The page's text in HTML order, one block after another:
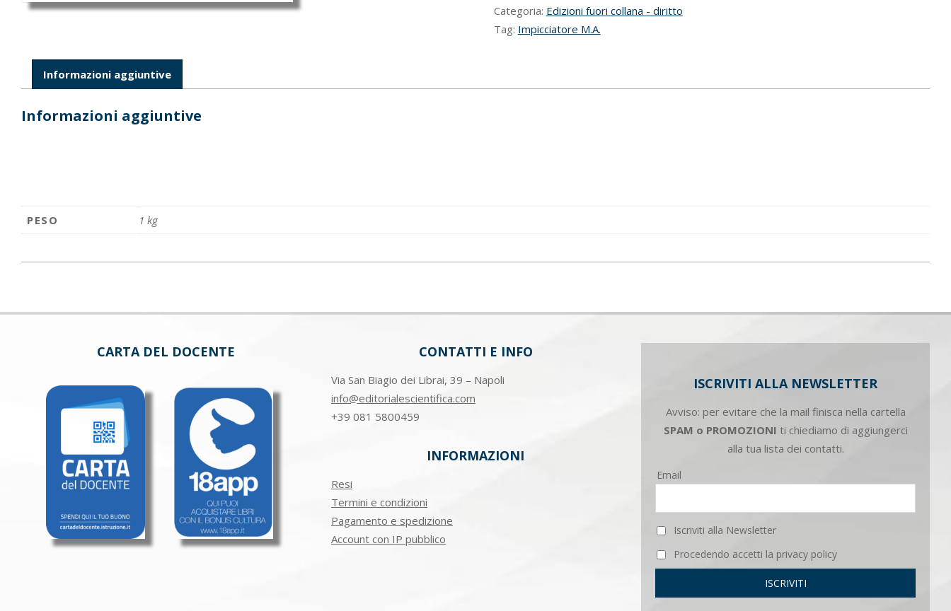
per
il
quantità
Categoria: Edizioni fuori collana - diritto
Tag: Impicciatore M.A.
Informazioni aggiuntive
Informazioni aggiuntive
PESO 1 kg
CARTA DEL DOCENTE CONTATTI E INFO
Via San Biagio dei Librai, 39 – Napoli
info@editorialescientifica.com
+39 081 5800459
INFORMAZIONI
Resi
Termini e condizioni
Pagamento e spedizione
Account con IP pubblico
ISCRIVITI ALLA NEWSLETTER
Avviso: per evitare che la mail finisca nella cartella
SPAM o PROMOZIONI ti chiediamo di aggiungerci
alla tua lista dei contatti.
Email
Iscriviti alla Newsletter
Procedendo accetti la privacy policy